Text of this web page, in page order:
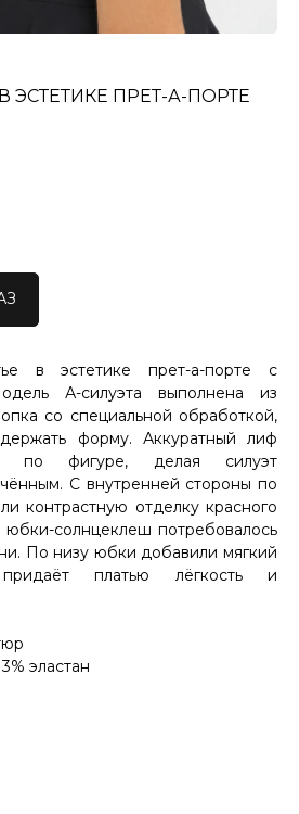
ЭСТЕТИКЕ ПРЕТ-А-ПОРТЕ
в эстетике прет-а-порте с
А-силуэта выполнена из
со специальной обработкой,
форму. Аккуратный лиф
по фигуре, делая силуэт
С внутренней стороны по
контрастную отделку красного
юбки-солнцеклеш потребовалось
По низу юбки добавили мягкий
платью лёгкость и
эластан